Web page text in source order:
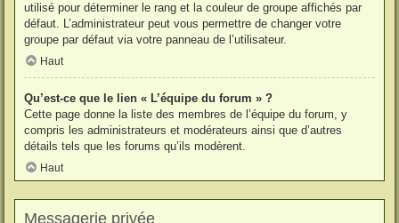
utilisé pour déterminer le rang et la couleur de groupe affichés par
défaut. L’administrateur peut vous permettre de changer votre
groupe par défaut via votre panneau de l’utilisateur.
Haut
Qu’est-ce que le lien « L’équipe du forum » ?
Cette page donne la liste des membres de l’équipe du forum, y
compris les administrateurs et modérateurs ainsi que d’autres
détails tels que les forums qu’ils modèrent.
Haut
Messagerie privée